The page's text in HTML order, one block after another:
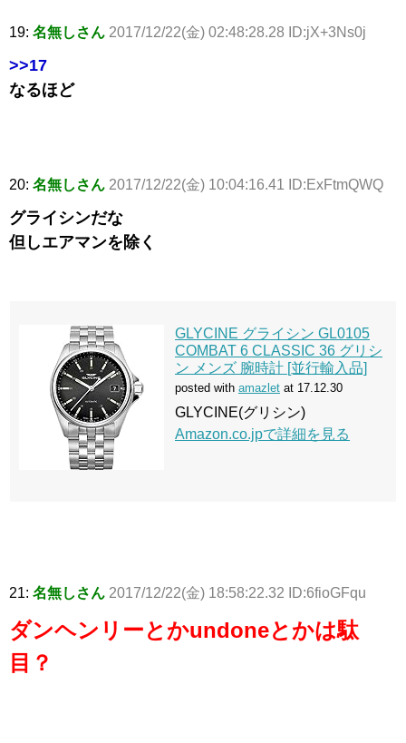
19: 名無しさん 2017/12/22(金) 02:48:28.28 ID:jX+3Ns0j
>>17
なるほど
20: 名無しさん 2017/12/22(金) 10:04:16.41 ID:ExFtmQWQ
グライシンだな
但しエアマンを除く
GLYCINE グライシン GL0105
COMBAT 6 CLASSIC 36 グリシ
ン メンズ 腕時計 [並行輸入品]
posted with amazlet at 17.12.30
GLYCINE(グリシン)
Amazon.co.jpで詳細を見る
21: 名無しさん 2017/12/22(金) 18:58:22.32 ID:6fioGFqu
ダンヘンリーとかundoneとかは駄
目？